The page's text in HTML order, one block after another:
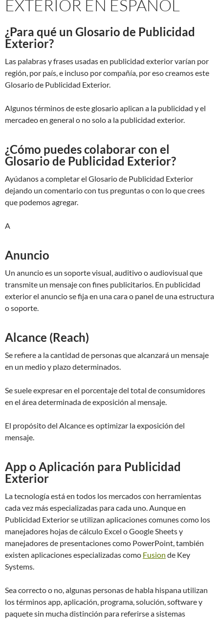
EXTERIOR EN ESPAÑOL
¿Para qué un Glosario de Publicidad
Exterior?
Las palabras y frases usadas en publicidad exterior varían por
región, por país, e incluso por compañía, por eso creamos este
Glosario de Publicidad Exterior.
Algunos términos de este glosario aplican a la publicidad y el
mercadeo en general o no solo a la publicidad exterior.
¿Cómo puedes colaborar con el
Glosario de Publicidad Exterior?
Ayúdanos a completar el Glosario de Publicidad Exterior
dejando un comentario con tus preguntas o con lo que crees
que podemos agregar.
A
Anuncio
Un anuncio es un soporte visual, auditivo o audiovisual que
transmite un mensaje con fines publicitarios. En publicidad
exterior el anuncio se fija en una cara o panel de una estructura
o soporte.
Alcance (Reach)
Se refiere a la cantidad de personas que alcanzará un mensaje
en un medio y plazo determinados.
Se suele expresar en el porcentaje del total de consumidores
en el área determinada de exposición al mensaje.
El propósito del Alcance es optimizar la exposición del
mensaje.
App o Aplicación para Publicidad
Exterior
La tecnología está en todos los mercados con herramientas
cada vez más especializadas para cada uno. Aunque en
Publicidad Exterior se utilizan aplicaciones comunes como los
manejadores hojas de cálculo Excel o Google Sheets y
manejadores de presentaciones como PowerPoint, también
existen aplicaciones especializadas como Fusion de Key
Systems.
Sea correcto o no, algunas personas de habla hispana utilizan
los términos app, aplicación, programa, solución, software y
paquete sin mucha distinción para referirse a sistemas